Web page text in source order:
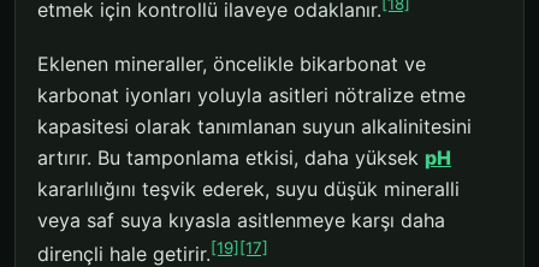
etmek için kontrollü ilaveye odaklanır.[18]
Eklenen mineraller, öncelikle bikarbonat ve
karbonat iyonları yoluyla asitleri nötralize etme
kapasitesi olarak tanımlanan suyun alkalinitesini
artırır. Bu tamponlama etkisi, daha yüksek pH
kararlılığını teşvik ederek, suyu düşük mineralli
veya saf suya kıyasla asitlenmeye karşı daha
dirençli hale getirir.[19][17]